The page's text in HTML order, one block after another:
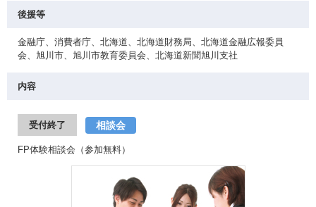
後援等
金融庁、消費者庁、北海道、北海道財務局、北海道金融広報委員
会、旭川市、旭川市教育委員会、北海道新聞旭川支社
内容
受付終了 相談会
FP体験相談会（参加無料）